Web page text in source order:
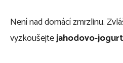
Není nad domácí zmrzlinu.
vyzkoušejtejahodovo-